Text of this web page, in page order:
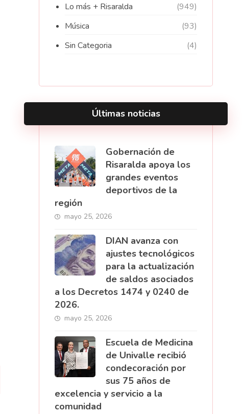
Lo más + Risaralda
(949)
Música
(93)
Sin Categoria
(4)
Últimas noticias
Gobernación de
Risaralda apoya los
grandes eventos
deportivos de la
región
mayo 25, 2026
DIAN avanza con
ajustes tecnológicos
para la actualización
de saldos asociados
a los Decretos 1474 y 0240 de
2026.
mayo 25, 2026
Escuela de Medicina
de Univalle recibió
condecoración por
sus 75 años de
excelencia y servicio a la
comunidad